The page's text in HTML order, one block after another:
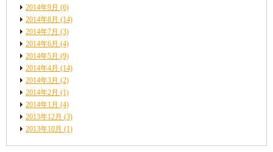
2014年9月 (6)
2014年8月 (14)
2014年7月 (3)
2014年6月 (4)
2014年5月 (9)
2014年4月 (14)
2014年3月 (2)
2014年2月 (1)
2014年1月 (4)
2013年12月 (3)
2013年10月 (1)